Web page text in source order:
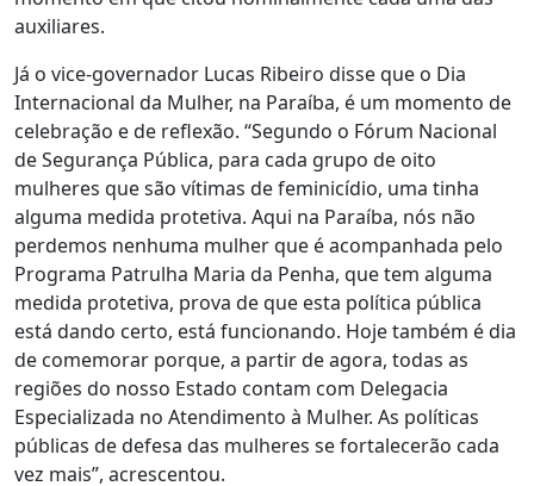
auxiliares.
Já o vice-governador Lucas Ribeiro disse que o Dia
Internacional da Mulher, na Paraíba, é um momento de
celebração e de reflexão. “Segundo o Fórum Nacional
de Segurança Pública, para cada grupo de oito
mulheres que são vítimas de feminicídio, uma tinha
alguma medida protetiva. Aqui na Paraíba, nós não
perdemos nenhuma mulher que é acompanhada pelo
Programa Patrulha Maria da Penha, que tem alguma
medida protetiva, prova de que esta política pública
está dando certo, está funcionando. Hoje também é dia
de comemorar porque, a partir de agora, todas as
regiões do nosso Estado contam com Delegacia
Especializada no Atendimento à Mulher. As políticas
públicas de defesa das mulheres se fortalecerão cada
vez mais”, acrescentou.